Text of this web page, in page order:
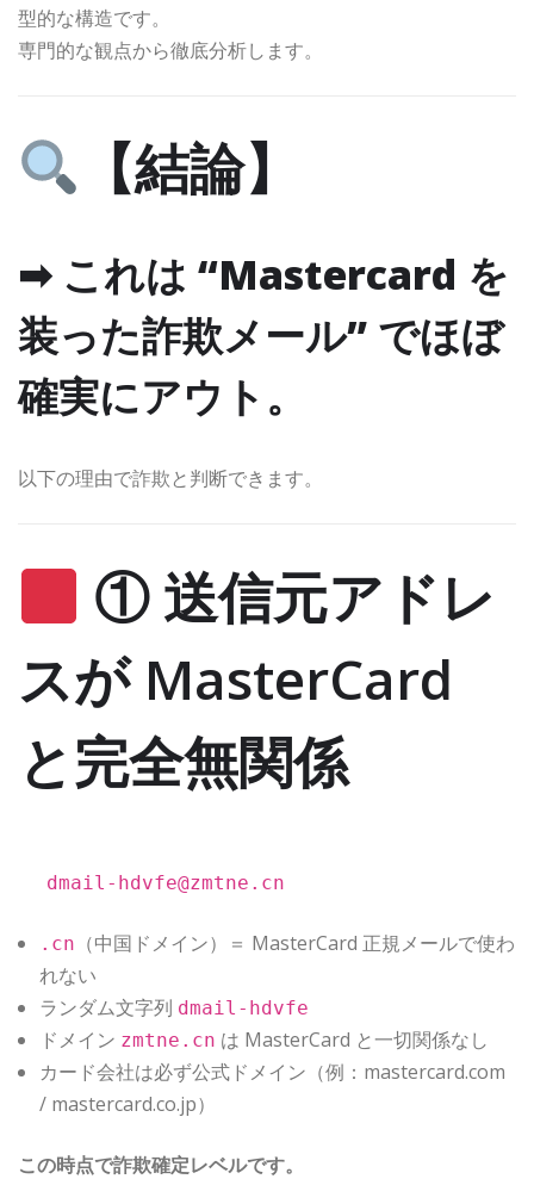
型的な構造です。
専門的な観点から徹底分析します。
【結論】
➡ これは “Mastercard を
装った詐欺メール” でほぼ
確実にアウト。
以下の理由で詐欺と判断できます。
① 送信元アドレ
スが MasterCard
と完全無関係
dmail-hdvfe@zmtne .cn
.cn （中国ドメイン）＝ MasterCard 正規メールで使わ
れない
ランダム文字列 dmail-hdvfe
ドメイン zmtne.cn は MasterCard と一切関係なし
カード会社は必ず公式ドメイン（例：mastercard.com
/ mastercard.co.jp）
この時点で詐欺確定レベルです。